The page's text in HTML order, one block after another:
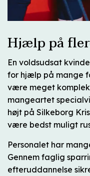
Hjælp på
En voldsudsat
for hjælp på mange
være meget
mangeartet
højt på Silkeborg
være bedst muligt
Personalet har
Gennem faglig
efteruddannelse